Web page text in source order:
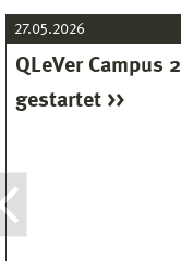
27.05.2026
QLeVer Campus
gestartet